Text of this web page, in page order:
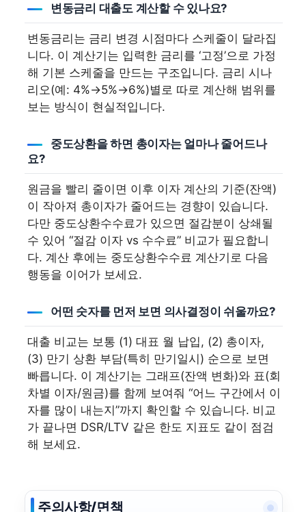
변동금리 대출도 계산할 수 있나요?
변동금리는 금리 변경 시점마다 스케줄이 달라집
니다. 이 계산기는 입력한 금리를 ‘고정’으로 가정
해 기본 스케줄을 만드는 구조입니다. 금리 시나
리오(예: 4%→5%→6%)별로 따로 계산해 범위를
보는 방식이 현실적입니다.
중도상환을 하면 총이자는 얼마나 줄어드나
요?
원금을 빨리 줄이면 이후 이자 계산의 기준(잔액)
이 작아져 총이자가 줄어드는 경향이 있습니다.
다만 중도상환수수료가 있으면 절감분이 상쇄될
수 있어 “절감 이자 vs 수수료” 비교가 필요합니
다. 계산 후에는 중도상환수수료 계산기로 다음
행동을 이어가 보세요.
어떤 숫자를 먼저 보면 의사결정이 쉬울까요?
대출 비교는 보통 (1) 대표 월 납입, (2) 총이자,
(3) 만기 상환 부담(특히 만기일시) 순으로 보면
빠릅니다. 이 계산기는 그래프(잔액 변화)와 표(회
차별 이자/원금)를 함께 보여줘 “어느 구간에서 이
자를 많이 내는지”까지 확인할 수 있습니다. 비교
가 끝나면 DSR/LTV 같은 한도 지표도 같이 점검
해 보세요.
주의사항/면책